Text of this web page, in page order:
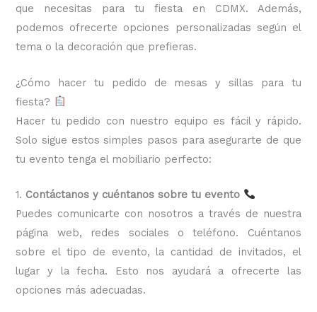
que necesitas para tu fiesta en CDMX. Además,
podemos ofrecerte opciones personalizadas según el
tema o la decoración que prefieras.
¿Cómo hacer tu pedido de mesas y sillas para tu
fiesta?
Hacer tu pedido con nuestro equipo es fácil y rápido.
Solo sigue estos simples pasos para asegurarte de que
tu evento tenga el mobiliario perfecto:
1. Contáctanos y cuéntanos sobre tu evento
Puedes comunicarte con nosotros a través de nuestra
página web, redes sociales o teléfono. Cuéntanos
sobre el tipo de evento, la cantidad de invitados, el
lugar y la fecha. Esto nos ayudará a ofrecerte las
opciones más adecuadas.